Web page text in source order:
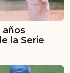
años
la Serie